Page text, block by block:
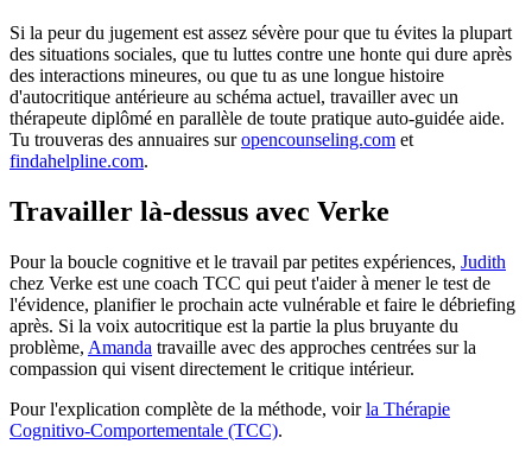
Si la peur du jugement est assez sévère pour que tu évites la plupart
des situations sociales, que tu luttes contre une honte qui dure après
des interactions mineures, ou que tu as une longue histoire
d'autocritique antérieure au schéma actuel, travailler avec un
thérapeute diplômé en parallèle de toute pratique auto-guidée aide.
Tu trouveras des annuaires sur opencounseling.com et
findahelpline.com.
Travailler là-dessus avec Verke
Pour la boucle cognitive et le travail par petites expériences, Judith
chez Verke est une coach TCC qui peut t'aider à mener le test de
l'évidence, planifier le prochain acte vulnérable et faire le débriefing
après. Si la voix autocritique est la partie la plus bruyante du
problème, Amanda travaille avec des approches centrées sur la
compassion qui visent directement le critique intérieur.
Pour l'explication complète de la méthode, voirla Thérapie
Cognitivo-Comportementale (TCC).